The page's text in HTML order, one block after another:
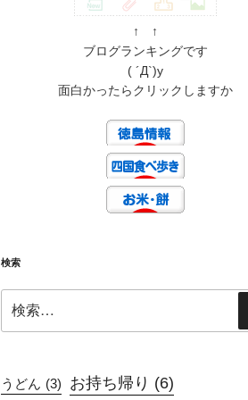
↑ ↑
ブログランキングです
( ´Д`)y
面白かったらクリックしますか
検索
索:
うどん (3) お持ち帰り (6)